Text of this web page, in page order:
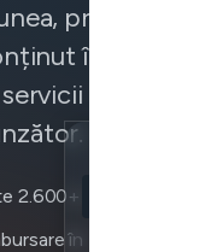
în mod
care nu
2.600+ servere
în 30 zile